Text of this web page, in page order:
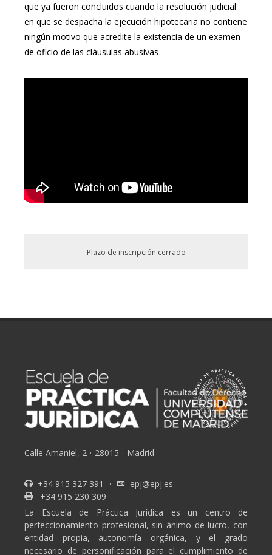
que ya fueron concluidos cuando la resolución judicial
en que se despacha la ejecución hipotecaria no contiene
ningún motivo que acredite la existencia de un examen
de oficio de las cláusulas abusivas
Plazo de inscripción cerrado
Calle Amaniel, 2 · 28015 · Madrid
+34 915 327 391 ·
epj@epj.es
+34 915 230 309
La Escuela de Práctica Jurídica es un centro de
perfeccionamiento profesional, sin ánimo de lucro, con
entidad propia, autonomía orgánica, y el grado
necesario de personificación para el cumplimiento de